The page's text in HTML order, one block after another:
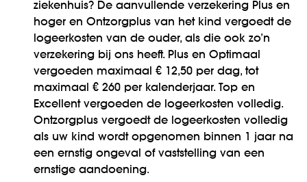
ziekenhuis? De aanvullende verzekering Plus en
hoger en Ontzorgplus van het kind vergoedt de
logeerkosten van de ouder, als die ook zo’n
verzekering bij ons heeft. Plus en Optimaal
vergoeden maximaal € 12,50 per dag, tot
maximaal € 260 per kalenderjaar. Top en
Excellent vergoeden de logeerkosten volledig.
Ontzorgplus vergoedt de logeerkosten volledig
als uw kind wordt opgenomen binnen 1 jaar na
een ernstig ongeval of vaststelling van een
ernstige aandoening.